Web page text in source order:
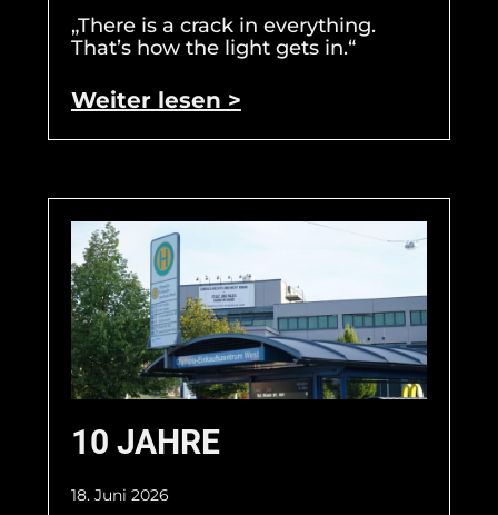
„There is a crack in everything.
That’s how the light gets in.“
Weiter lesen >
10 JAHRE
18. Juni 2026